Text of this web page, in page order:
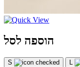
הוספה לסל
S L